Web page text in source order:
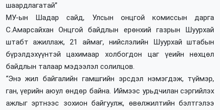
шаардлагатай”
МУ-ын Шадар сайд, Улсын онцгой комиссын дарга
С.Амарсайхан Онцгой байдлын ерөнхий газрын Шуурхай
штабт ажиллаж, 21 аймаг, нийслэлийн Шуурхай штабын
бүрэлдэхүүнтэй цахимаар холбогдон цаг үеийн нөхцөл
байдлын талаар мэдээлэл солилцов.
“Энэ жил байгалийн гамшгийн эрсдэл нэмэгдэж, түймэр,
ган, үерийн аюул өндөр байна. Иймээс урьдчилан сэргийлэх
ажлыг эртнээс зохион байгуулж, өвөлжилтийн бэлтгэлээ